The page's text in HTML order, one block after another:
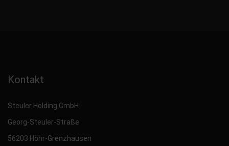
Kontakt
Steuler Holding GmbH
Georg-Steuler-Straße
56203 Höhr-Grenzhausen